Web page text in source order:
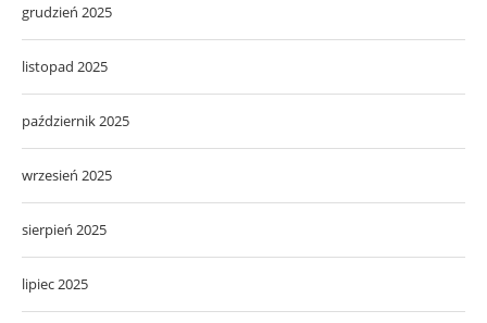
grudzień 2025
listopad 2025
październik 2025
wrzesień 2025
sierpień 2025
lipiec 2025